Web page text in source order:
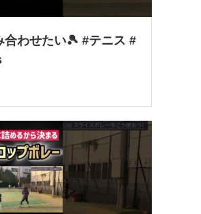
合わせたい🎾 #テニス #